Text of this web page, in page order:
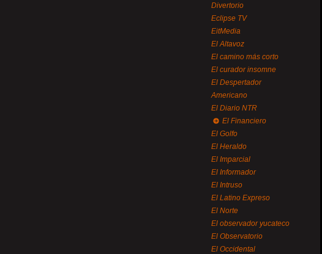
Divertorio
Eclipse TV
EitMedia
El Altavoz
El camino más corto
El curador insomne
El Despertador
Americano
El Diario NTR
El Financiero
El Golfo
El Heraldo
El Imparcial
El Informador
El Intruso
El Latino Expreso
El Norte
El observador yucateco
El Observatorio
El Occidental